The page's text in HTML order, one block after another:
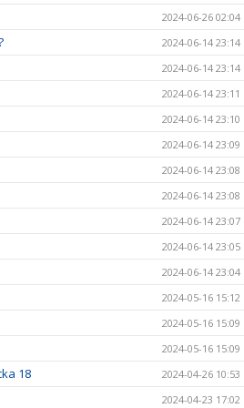
2024-06-26 02:04
2024-06-14 23:14
2024-06-14 23:14
2024-06-14 23:11
2024-06-14 23:10
2024-06-14 23:09
2024-06-14 23:08
2024-06-14 23:08
2024-06-14 23:07
2024-06-14 23:05
2024-06-14 23:04
2024-05-16 15:12
2024-05-16 15:09
2024-05-16 15:09
18 2024-04-26 10:53
2024-04-23 17:02